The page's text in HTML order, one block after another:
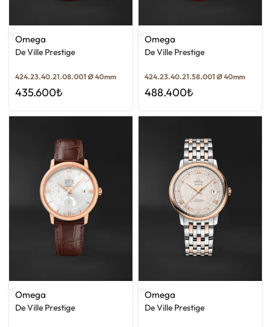
Omega
De Ville Prestige
424.23.40.21.08.001 Ø 40mm
435.600₺
Omega
De Ville Prestige
424.23.40.21.58.001 Ø 40mm
488.400₺
Omega
De Ville Prestige
Omega
De Ville Prestige